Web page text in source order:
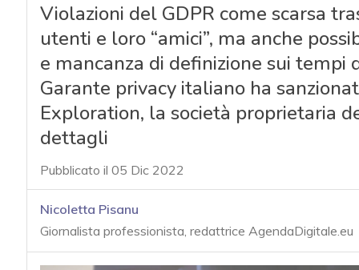
Violazioni del GDPR come scarsa
utenti e loro “amici”, ma anche
e mancanza di definizione sui tempi
Garante privacy italiano ha
Exploration, la società proprietaria
dettagli
Pubblicato il 05 Dic 2022
Nicoletta Pisanu
Giornalista professionista, redattrice AgendaDigitale.eu